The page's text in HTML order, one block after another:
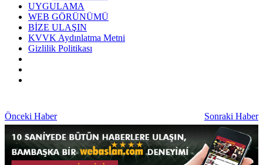
UYGULAMA
WEB GÖRÜNÜMÜ
BİZE ULAŞIN
KVVK Aydınlatma Metni
Gizlilik Politikası
Önceki Haber Sonraki Haber